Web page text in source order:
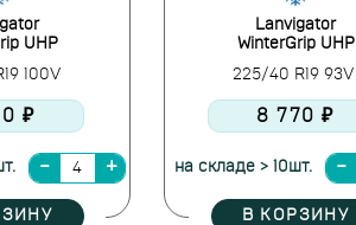
UHP
100V
₽
Lanvigator
WinterGrip UHP
225/40 R19 93V
8 770 ₽
на складе > 10шт.
В КОРЗИНУ